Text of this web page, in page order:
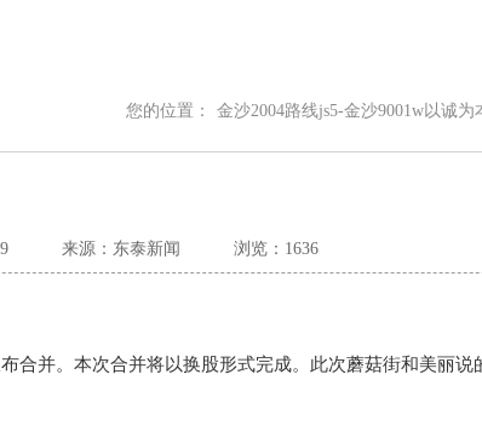
您的位置： 金沙2004路线js5-金沙9001w以诚为
来源：东泰新闻 浏览：1636
合并。本次合并将以换股形式完成。此次蘑菇街和美丽说